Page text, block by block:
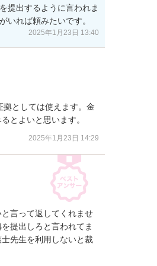
提出するように言われま
いれば頼みたいです。
2025年1月23日 13:40
としては使えます。金
とよいと思います。
2025年1月23日 14:29
言って返してくれませ
提出しろと言われてま
先生を利用しないと裁